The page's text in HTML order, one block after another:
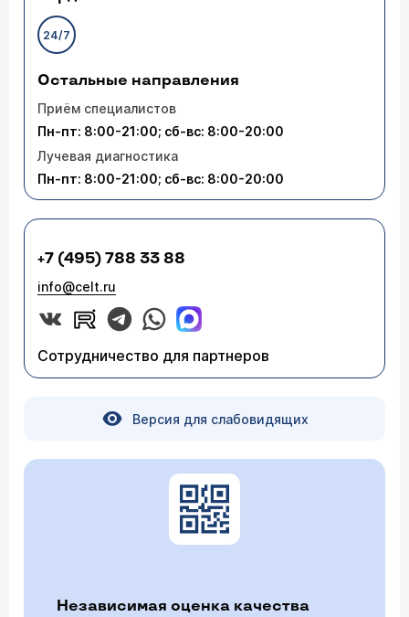
24/7
Остальные направления
Приём специалистов
Пн-пт: 8:00-21:00; сб-вс: 8:00-20:00
Лучевая диагностика
Пн-пт: 8:00-21:00; сб-вс: 8:00-20:00
+7 (495) 788 33 88
info@celt.ru
Сотрудничество для партнеров
Версия для слабовидящих
Независимая оценка качества